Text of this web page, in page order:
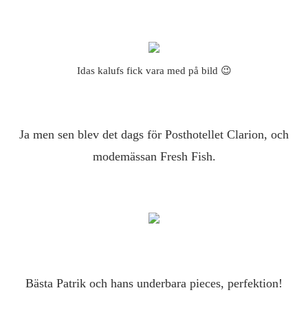
Idas kalufs fick vara med på bild 😉
Ja men sen blev det dags för Posthotellet Clarion, och
modemässan Fresh Fish.
Bästa Patrik och hans underbara pieces, perfektion!